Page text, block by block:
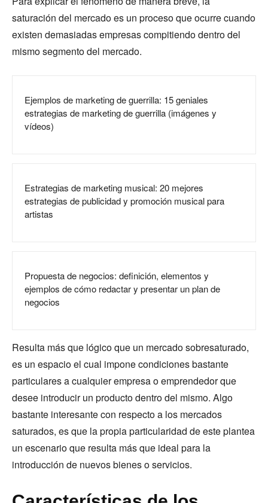
saturación del mercado es un proceso que ocurre cuando
existen demasiadas empresas compitiendo dentro del
mismo segmento del mercado.
Ejemplos de marketing de guerrilla: 15 geniales
estrategias de marketing de guerrilla (imágenes y
vídeos)
Estrategias de marketing musical: 20 mejores
estrategias de publicidad y promoción musical para
artistas
Propuesta de negocios: definición, elementos y
ejemplos de cómo redactar y presentar un plan de
negocios
Resulta más que lógico que un mercado sobresaturado,
es un espacio el cual impone condiciones bastante
particulares a cualquier empresa o emprendedor que
desee introducir un producto dentro del mismo. Algo
bastante interesante con respecto a los mercados
saturados, es que la propia particularidad de este plantea
un escenario que resulta más que ideal para la
introducción de nuevos bienes o servicios.